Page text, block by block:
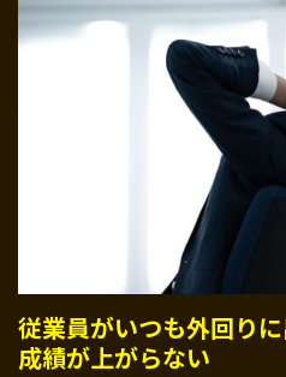
従業員がいつも外回り
成績が上がらない